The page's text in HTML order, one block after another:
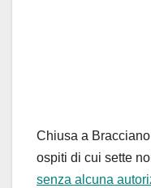
Chiusa a
ospiti di cui sette
senza alcuna